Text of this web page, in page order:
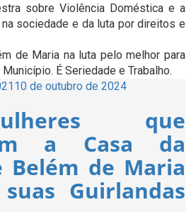
sobre Violência Doméstica e a
sociedade e da luta por direitos e
de Maria na luta pelo melhor para
É Seriedade e Trabalho.
10 de outubro de 2024
que
a Casa da
Belém de Maria
Guirlandas